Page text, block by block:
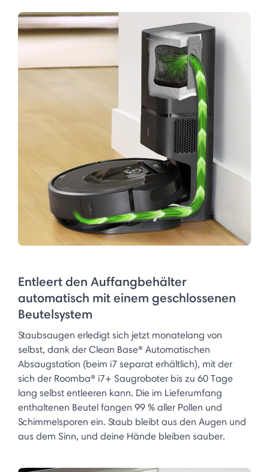
Entleert den Auffangbehälter
automatisch mit einem geschlossenen
Beutelsystem
Staubsaugen erledigt sich jetzt monatelang von
selbst, dank der Clean Base® Automatischen
Absaugstation (beim i7 separat erhältlich), mit der
sich der Roomba® i7+ Saugroboter bis zu 60 Tage
lang selbst entleeren kann. Die im Lieferumfang
enthaltenen Beutel fangen 99 % aller Pollen und
Schimmelsporen ein. Staub bleibt aus den Augen und
aus dem Sinn, und deine Hände bleiben sauber.